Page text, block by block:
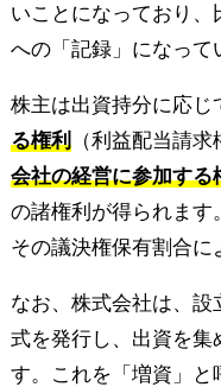
いことになっており
への「記録」になって
株主は出資持分に応じ
る権利（利益配当請求
会社の経営に参加する
の諸権利が得られます
その議決権保有割合に
なお、株式会社は、
式を発行し、出資を集
す。これを「増資」と